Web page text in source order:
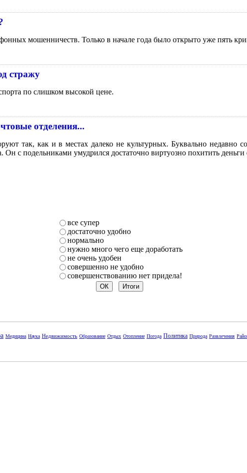
мошенничеств. Только в начале года было открыто уже пять
стражу
по слишком высокой цене.
отделения...
так, как и в местах далеко не культурных. Буквально
Он с подельниками умудрился достаточно виртуозно похитить
все супер
достаточно удобно
нормально
нужно много чего еще доработать
не очень удобен
совершенно не удобно
совершенствованию нет придела!
Медицина Наука Недвижимость Образование Отдых Отопление Погода Политика Природа Развлечения